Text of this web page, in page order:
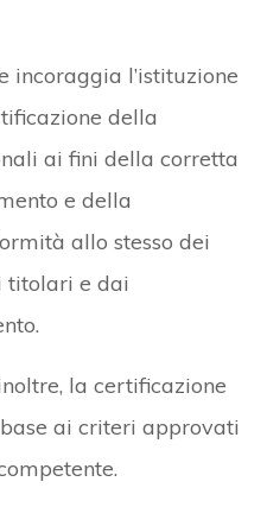
incoraggia l’istituzione
della
ai fini della corretta
e della
allo stesso dei
e dai
la certificazione
ai criteri approvati